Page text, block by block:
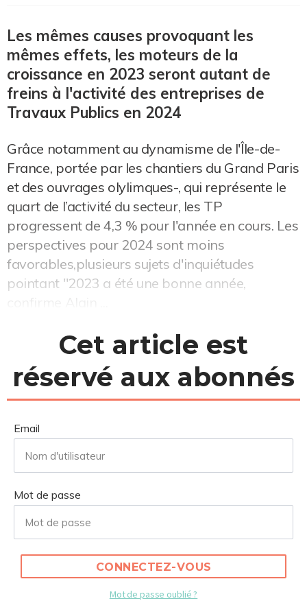
Les mêmes causes provoquant les
mêmes effets, les moteurs de la
croissance en 2023 seront autant de
freins à l'activité des entreprises de
Travaux Publics en 2024
Grâce notamment au dynamisme de l'Île-de-
France, portée par les chantiers du Grand Paris
et des ouvrages olylimques-, qui représente le
quart de l’activité du secteur, les TP
progressent de 4,3 % pour l'année en cours. Les
perspectives pour 2024 sont moins
favorables,plusieurs sujets d'inquiétudes
pointant "2023 a été une bonne année,
Cet article est
réservé aux abonnés
Email
Mot de passe
CONNECTEZ-VOUS
Mot de passe oublié ?